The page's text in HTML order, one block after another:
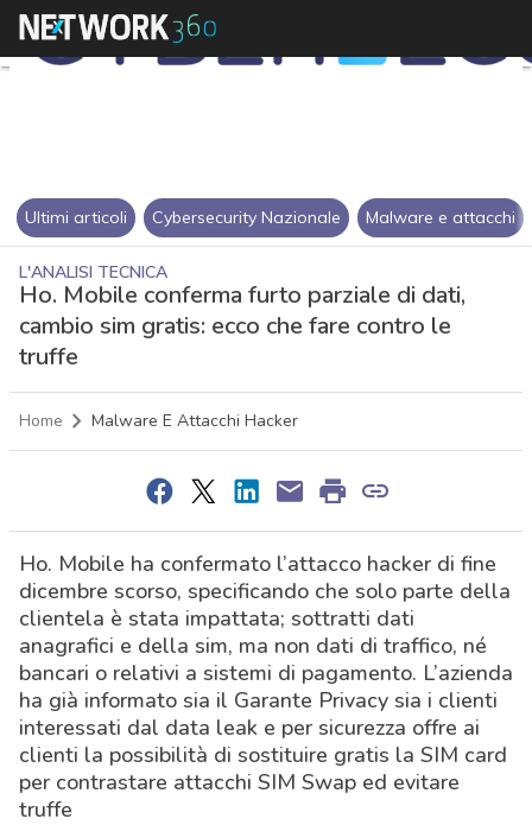
Ultimi articoli Cybersecurity Nazionale Malware e attacchi
L'ANALISI TECNICA
Ho. Mobile conferma furto parziale di dati,
cambio sim gratis: ecco che fare contro le
truffe
Home Malware E Attacchi Hacker
Ho. Mobile ha confermato l’attacco hacker di fine
dicembre scorso, specificando che solo parte della
clientela è stata impattata; sottratti dati
anagrafici e della sim, ma non dati di traffico, né
bancari o relativi a sistemi di pagamento. L’azienda
ha già informato sia il Garante Privacy sia i clienti
interessati dal data leak e per sicurezza offre ai
clienti la possibilità di sostituire gratis la SIM card
per contrastare attacchi SIM Swap ed evitare
truffe